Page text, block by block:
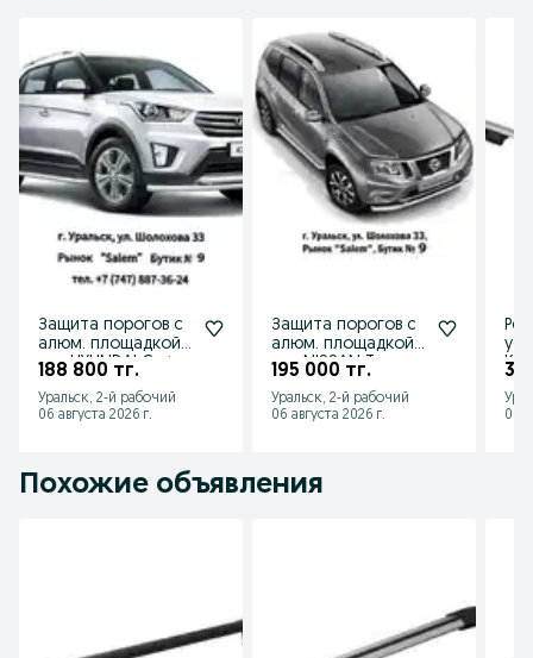
Защита порогов с
алюм. площадкой
для HYUNDAI Creta
188 800 тг.
Уральск, 2-й рабочий
06 августа 2026 г.
Защита порогов с
алюм. площадкой
для NISSAN Terrano
195 000 тг.
Уральск, 2-й рабочий
06 августа 2026 г.
36
06
Похожие объявления